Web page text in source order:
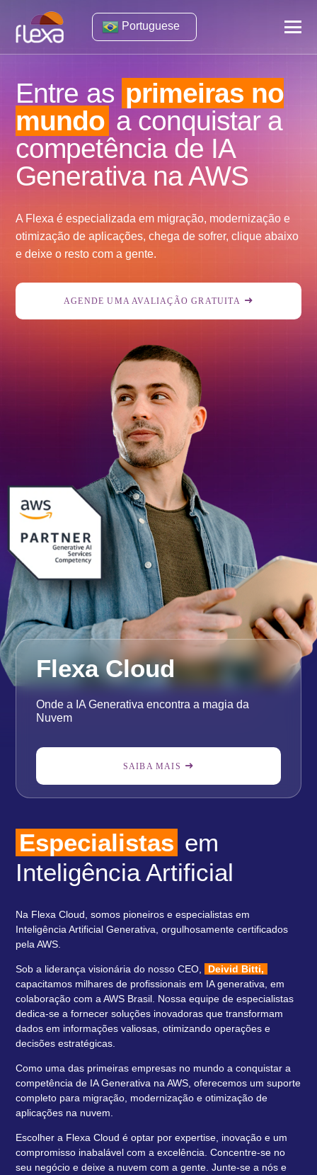
Portuguese
Entre as primeiras no
mundo a conquistar a
competência de IA
Generativa na AWS
A Flexa é especializada em migração, modernização e
otimização de aplicações, chega de sofrer, clique abaixo
e deixe o resto com a gente.
AGENDE UMA AVALIAÇÃO GRATUITA
Flexa Cloud
Onde a IA Generativa encontra a magia da
Nuvem
SAIBA MAIS
Especialistas em
Inteligência Artificial
Na Flexa Cloud, somos pioneiros e especialistas em
Inteligência Artificial Generativa, orgulhosamente certificados
pela AWS.
Sob a liderança visionária do nosso CEO,
Deivid Bitti,
capacitamos milhares de profissionais em IA generativa, em
colaboração com a AWS Brasil. Nossa equipe de especialistas
dedica-se a fornecer soluções inovadoras que transformam
dados em informações valiosas, otimizando operações e
decisões estratégicas.
Como uma das primeiras empresas no mundo a conquistar a
competência de IA Generativa na AWS, oferecemos um suporte
completo para migração, modernização e otimização de
aplicações na nuvem.
Escolher a Flexa Cloud é optar por expertise, inovação e um
compromisso inabalável com a excelência. Concentre-se no
seu negócio e deixe a nuvem com a gente. Junte-se a nós e